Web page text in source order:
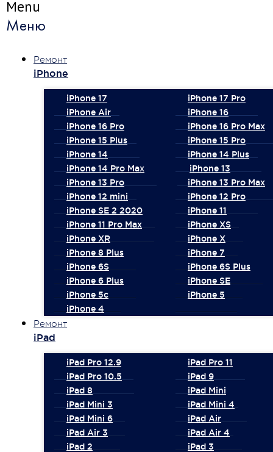
Menu
Меню
Ремонт
iPhone
iPhone 17
iPhone 17 Pro
iPhone Air
iPhone 16
iPhone 16 Pro
iPhone 16 Pro Max
iPhone 15 Plus
iPhone 15 Pro
iPhone 14
iPhone 14 Plus
iPhone 14 Pro Max
iPhone 13
iPhone 13 Pro
iPhone 13 Pro Max
iPhone 12 mini
iPhone 12 Pro
iPhone SE 2 2020
iPhone 11
iPhone 11 Pro Max
iPhone XS
iPhone XR
iPhone X
iPhone 8 Plus
iPhone 7
iPhone 6S
iPhone 6S Plus
iPhone 6 Plus
iPhone SE
iPhone 5c
iPhone 5
iPhone 4
Ремонт
iPad
iPad Pro 12.9
iPad Pro 11
iPad Pro 10.5
iPad 9
iPad 8
iPad Mini
iPad Mini 3
iPad Mini 4
iPad Mini 6
iPad Air
iPad Air 3
iPad Air 4
iPad 2
iPad 3